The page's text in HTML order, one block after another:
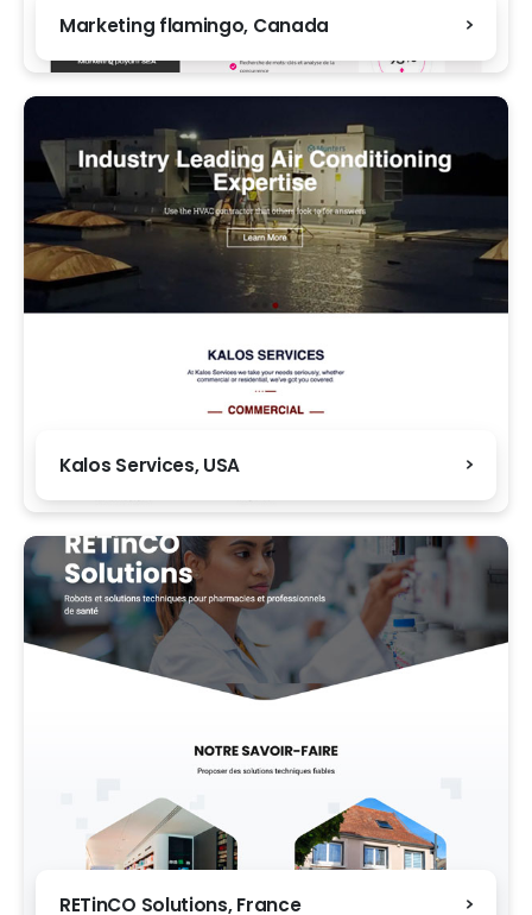
Marketing flamingo, Canada
Kalos Services, USA
RETinCO Solutions, France